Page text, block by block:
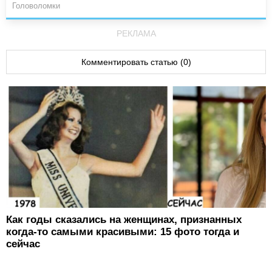
Головоломки
РЕКЛАМА
Комментировать статью (0)
Как годы сказались на женщинах, признанных
когда-то самыми красивыми: 15 фото тогда и
сейчас